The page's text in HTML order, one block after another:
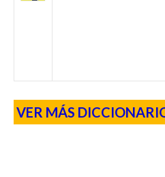
VER MÁS